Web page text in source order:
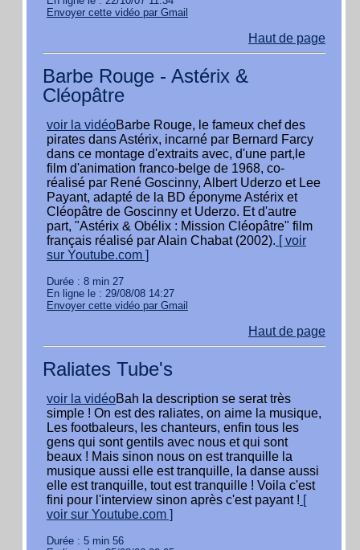
Envoyer cette vidéo par Gmail
Haut de page
Barbe Rouge - Astérix &
Cléopâtre
voir la vidéoBarbe Rouge, le fameux chef des
pirates dans Astérix, incarné par Bernard Farcy
dans ce montage d'extraits avec, d'une part,le
film d'animation franco-belge de 1968, co-
réalisé par René Goscinny, Albert Uderzo et Lee
Payant, adapté de la BD éponyme Astérix et
Cléopâtre de Goscinny et Uderzo. Et d'autre
part, "Astérix & Obélix : Mission Cléopâtre" film
français réalisé par Alain Chabat (2002). [ voir
sur Youtube.com ]
Durée : 8 min 27
En ligne le : 29/08/08 14:27
Envoyer cette vidéo par Gmail
Haut de page
Raliates Tube's
voir la vidéoBah la description se serat très
simple ! On est des raliates, on aime la musique,
Les footbaleurs, les chanteurs, enfin tous les
gens qui sont gentils avec nous et qui sont
beaux ! Mais sinon nous on est tranquille la
musique aussi elle est tranquille, la danse aussi
elle est tranquille, tout est tranquille ! Voila c'est
fini pour l'interview sinon après c'est payant ! [
voir sur Youtube.com ]
Durée : 5 min 56